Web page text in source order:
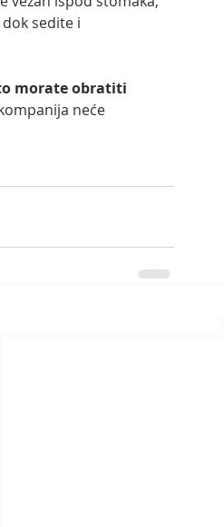
sedite i
morate obratiti
neće